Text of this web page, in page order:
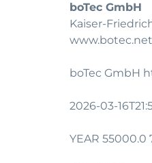
boTec GmbH
Kaiser-
www.botec.net
boTec GmbH
2026-03-
YEAR 55000.0